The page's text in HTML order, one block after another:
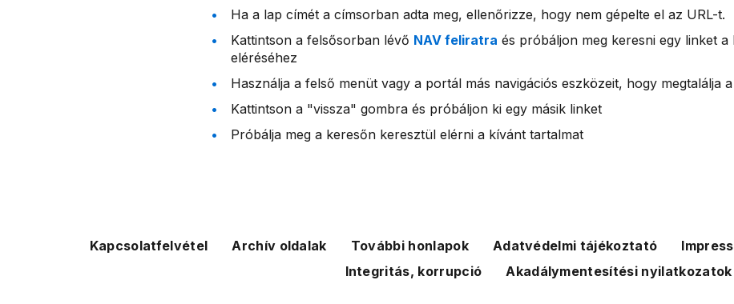
Ha a lap címét a címsorban adta meg, ellenőrizze, hogy nem gépelte el az URL-t.
Kattintson a felsősorban lévő NAV feliratra és próbáljon meg keresni egy linket
eléréséhez
Használja a felső menüt vagy a portál más navigációs eszközeit, hogy megtalálja
Kattintson a "vissza" gombra és próbáljon ki egy másik linket
Próbálja meg a keresőn keresztül elérni a kívánt tartalmat
Kapcsolatfelvétel Archív oldalak További honlapok Adatvédelmi tájékoztató
Integritás, korrupció
Akadálymentesítési nyilatkozatok